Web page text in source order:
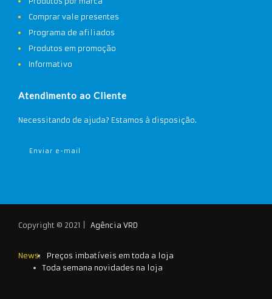
Comprar vale presentes
Programa de afiliados
Produtos em promoção
Informativo
Atendimento ao Cliente
Necessitando de ajuda? Estamos à disposição.
Enviar e-mail
Copyright © 2021 | Agência VRD
News:
Preços imbatíveis em toda a loja
Toda semana novidades na loja